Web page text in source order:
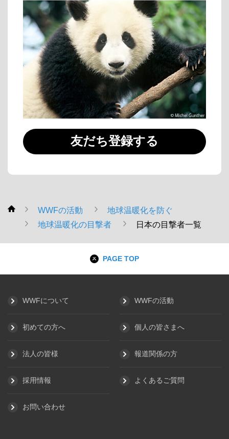
友だち登録する
WWF WWFの活動
地球温暖化を防ぐ
地球温暖化の目撃者
日本の目撃者一覧
PAGE TOP
WWFについて WWFの活動
初めての方へ 個人の皆さまへ
法人の皆様 報道関係の方
採用情報 よくあるご質問
お問い合わせ